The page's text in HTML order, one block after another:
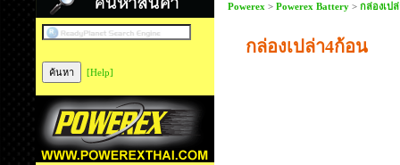
[Help]
Powerex > Powerex Battery > กล่องเป
กล่องเปล่า4ก้อน